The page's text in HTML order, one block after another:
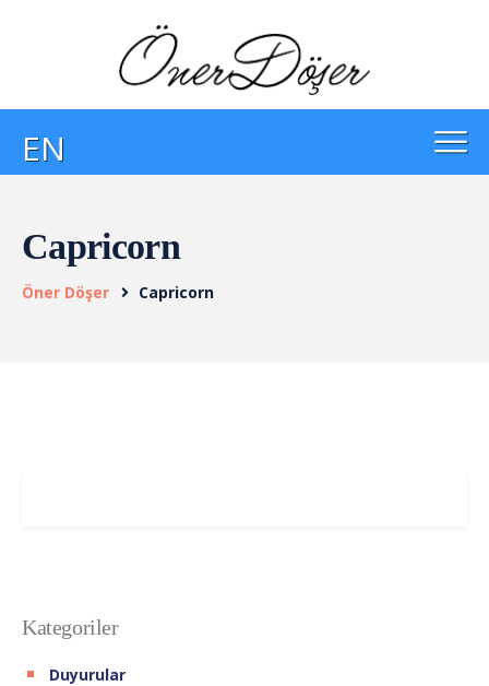
EN
Capricorn
Öner Döşer Capricorn
Kategoriler
Duyurular